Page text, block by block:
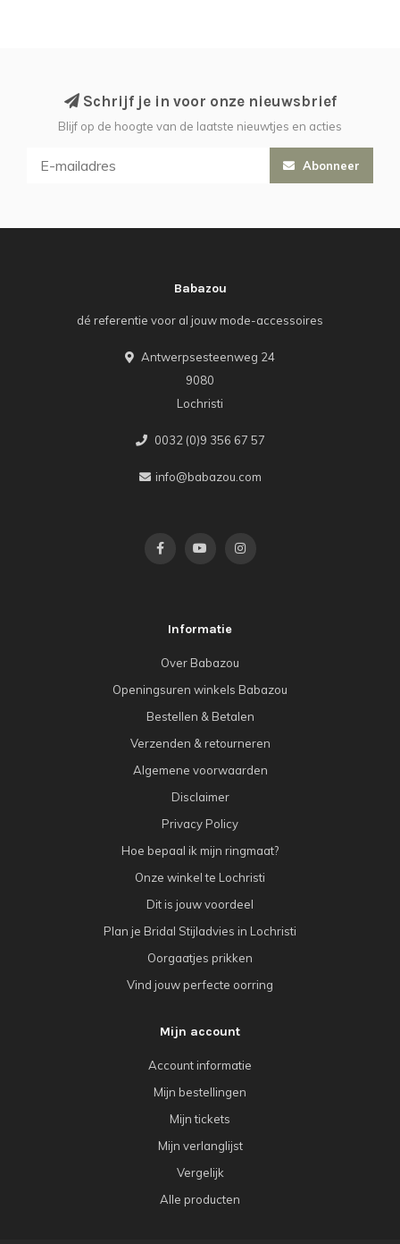
Schrijf je in voor onze nieuwsbrief
Blijf op de hoogte van de laatste nieuwtjes en acties
Abonneer
Babazou
dé referentie voor al jouw mode-accessoires
Antwerpsesteenweg 24
9080
Lochristi
0032 (0)9 356 67 57
info@babazou.com
Informatie
Over Babazou
Openingsuren winkels Babazou
Bestellen & Betalen
Verzenden & retourneren
Algemene voorwaarden
Disclaimer
Privacy Policy
Hoe bepaal ik mijn ringmaat?
Onze winkel te Lochristi
Dit is jouw voordeel
Plan je Bridal Stijladvies in Lochristi
Oorgaatjes prikken
Vind jouw perfecte oorring
Mijn account
Account informatie
Mijn bestellingen
Mijn tickets
Mijn verlanglijst
Vergelijk
Alle producten